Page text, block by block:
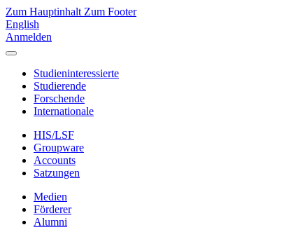
Zum Hauptinhalt Zum Footer
English
Anmelden
Studieninteressierte
Studierende
Forschende
Internationale
HIS/LSF
Groupware
Accounts
Satzungen
Medien
Förderer
Alumni